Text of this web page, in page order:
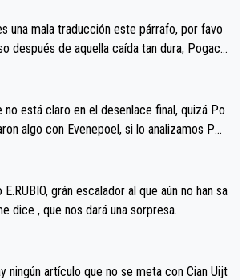
etc.Me da pena vivir estos momentos tan
una mala traducción este párrafo, por favo
después de aquella caída tan dura, Pogaca
a su rueda. Parecía increíble la forma en l
controlar el miedo", recordó."
no está claro en el desenlace final, quizá Po
algo con Evenepoel, si lo analizamos Poj
está el saludo con Evenepoel dándose la
muy fraternal, más allá de los típicos toqu
que saludaba a Vingegard. Ahí hubo una in
poner a Del Toro con calzador en posi
y Pojacar se van complicar el tour.
grán escalador al que aún no han sa
bido dirigir.Algo me dice , que nos dará una sorpresa.
artículo que no se meta con Cian Uijt